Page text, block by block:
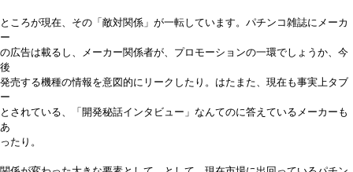
ところが現在、その「敵対関係」が一転しています。パチンコ雑誌にメーカ
ー
の広告は載るし、メーカー関係者が、プロモーションの一環でしょうか、今
後
発売する機種の情報を意図的にリークしたり。はたまた、現在も事実上タブ
ー
とされている、「開発秘話インタビュー」なんてのに答えているメーカーも
あ
ったり。